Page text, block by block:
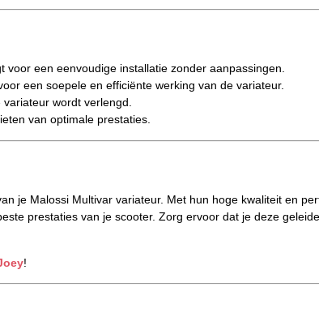
een eenvoudige installatie zonder aanpassingen.
een soepele en efficiënte werking van de variateur.
wordt verlengd.
van optimale prestaties.
je Malossi Multivar variateur. Met hun hoge kwaliteit en
prestaties van je scooter. Zorg ervoor dat je deze
!